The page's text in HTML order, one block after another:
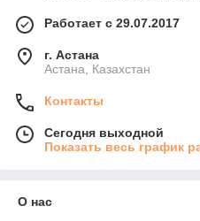
Работает с 29.07.2017
г. Астана
Астана, Казахстан
Контакты
Сегодня выходной
Показать весь график
О нас